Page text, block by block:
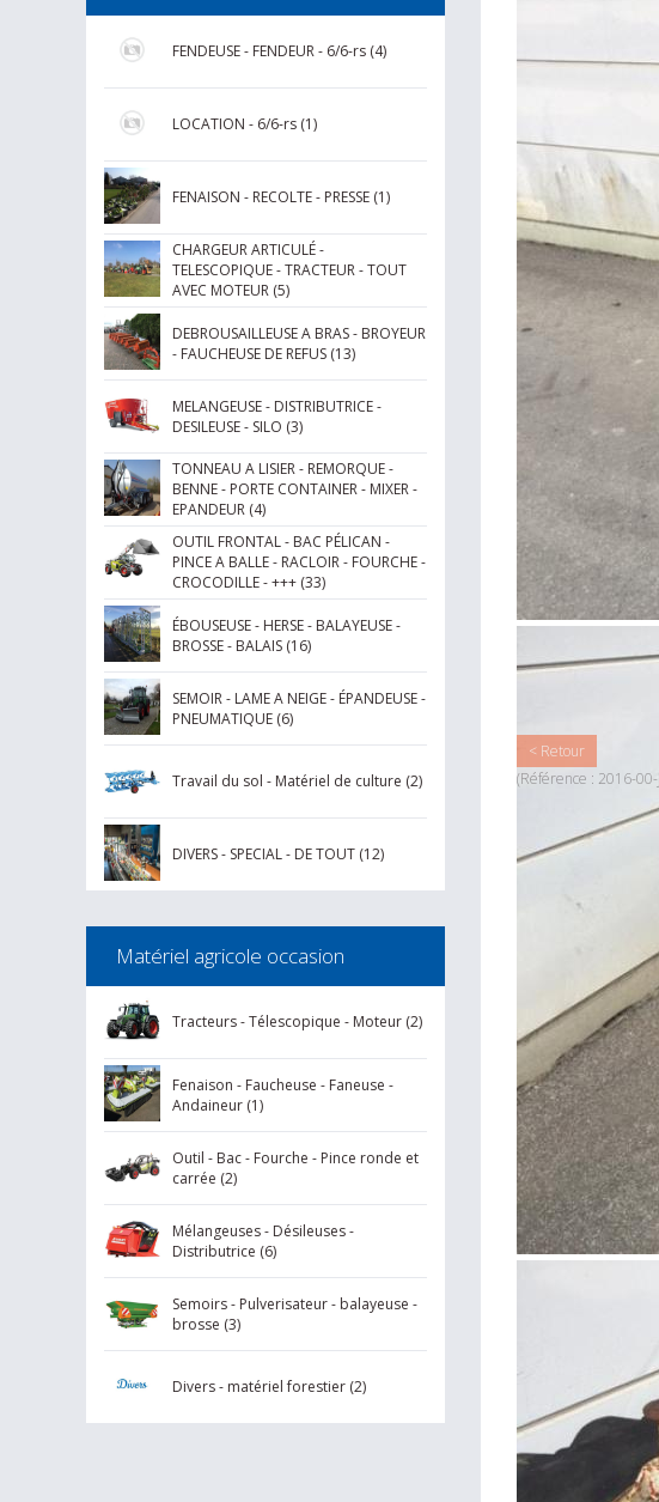
FENDEUSE - FENDEUR - 6/6-rs (4)
LOCATION - 6/6-rs (1)
FENAISON - RECOLTE - PRESSE (1)
CHARGEUR ARTICULÉ -
TELESCOPIQUE - TRACTEUR - TOUT
AVEC MOTEUR (5)
DEBROUSAILLEUSE A BRAS - BROYEUR
- FAUCHEUSE DE REFUS (13)
MELANGEUSE - DISTRIBUTRICE -
DESILEUSE - SILO (3)
TONNEAU A LISIER - REMORQUE -
BENNE - PORTE CONTAINER - MIXER -
EPANDEUR (4)
OUTIL FRONTAL - BAC PÉLICAN -
PINCE A BALLE - RACLOIR - FOURCHE -
CROCODILLE - +++ (33)
ÉBOUSEUSE - HERSE - BALAYEUSE -
BROSSE - BALAIS (16)
SEMOIR - LAME A NEIGE - ÉPANDEUSE -
PNEUMATIQUE (6)
Travail du sol - Matériel de culture (2)
DIVERS - SPECIAL - DE TOUT (12)
Matériel agricole occasion
Tracteurs - Télescopique - Moteur (2)
Fenaison - Faucheuse - Faneuse -
Andaineur (1)
Outil - Bac - Fourche - Pince ronde et
carrée (2)
Mélangeuses - Désileuses -
Distributrice (6)
Semoirs - Pulverisateur - balayeuse -
brosse (3)
Divers - matériel forestier (2)
< Retour
(Référence : 2016-00-
Paire de
600 €
DISPONIBLE TOUT
TAILLE PNEUS